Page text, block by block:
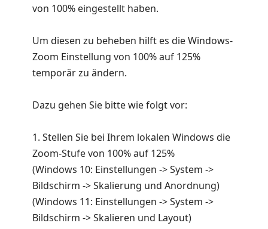
von 100% eingestellt haben.
Um diesen zu beheben hilft es die Windows-
Zoom Einstellung von 100% auf 125%
temporär zu ändern.
Dazu gehen Sie bitte wie folgt vor:
1. Stellen Sie bei Ihrem lokalen Windows die
Zoom-Stufe von 100% auf 125%
(Windows 10: Einstellungen -> System ->
Bildschirm -> Skalierung und Anordnung)
(Windows 11: Einstellungen -> System ->
Bildschirm -> Skalieren und Layout)